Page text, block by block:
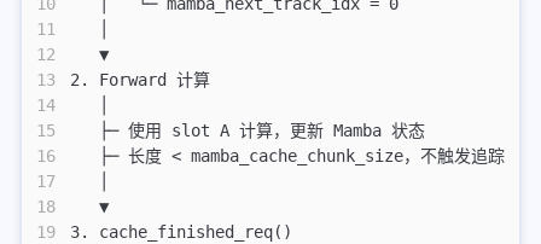
11
12
13
14
15
16
17
18
19
   ▼
2. Forward 计算
   ├─ 使用 slot A 计算，更新 Mamba 状态
   ├─ 长度 < mamba_cache_chunk_size，不触发追踪
   ▼
3. cache_finished_req()